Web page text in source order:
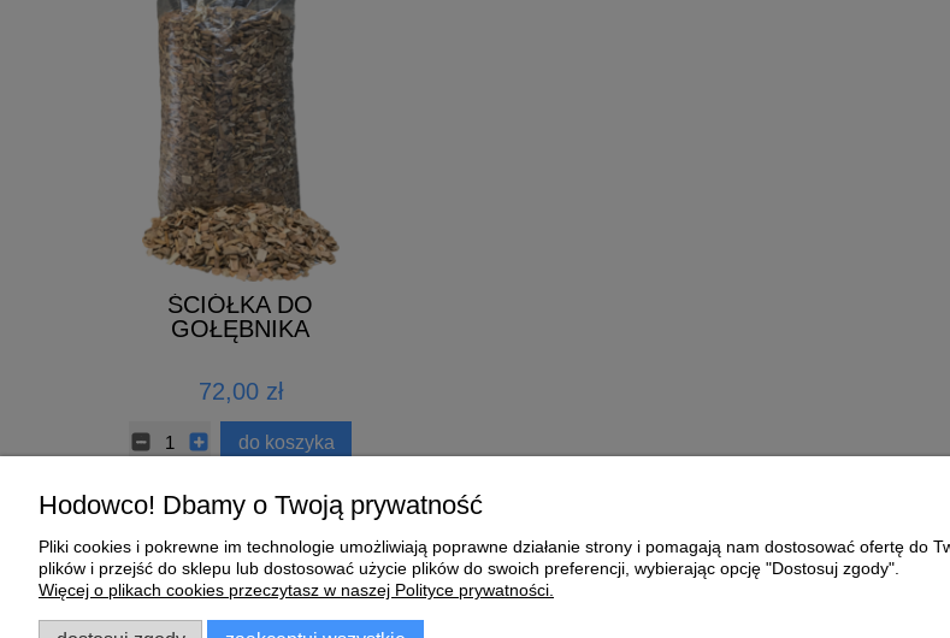
ŚCIÓŁKA DO
GOŁĘBNIKA
72,00 zł
do koszyka
Pomoc Moje konto Płatności i dostawa
Hodowco! Dbamy o Twoją prywatność
Pliki cookies i pokrewne im technologie umożliwiają poprawne działanie strony i pomagają nam dostosować ofertę do
plików i przejść do sklepu lub dostosować użycie plików do swoich preferencji, wybierając opcję "Dostosuj zgody".
Więcej o plikach cookies przeczytasz w naszej Polityce prywatności.